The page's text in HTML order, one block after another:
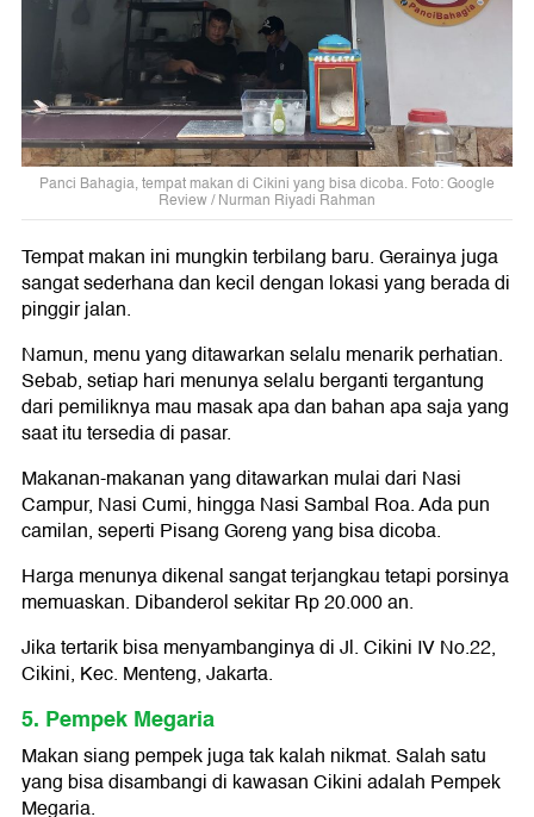
Panci Bahagia, tempat makan di Cikini yang bisa dicoba. Foto: Google
Review / Nurman Riyadi Rahman
Tempat makan ini mungkin terbilang baru. Gerainya juga
sangat sederhana dan kecil dengan lokasi yang berada di
pinggir jalan.
Namun, menu yang ditawarkan selalu menarik perhatian.
Sebab, setiap hari menunya selalu berganti tergantung
dari pemiliknya mau masak apa dan bahan apa saja yang
saat itu tersedia di pasar.
Makanan-makanan yang ditawarkan mulai dari Nasi
Campur, Nasi Cumi, hingga Nasi Sambal Roa. Ada pun
camilan, seperti Pisang Goreng yang bisa dicoba.
Harga menunya dikenal sangat terjangkau tetapi porsinya
memuaskan. Dibanderol sekitar Rp 20.000 an.
Jika tertarik bisa menyambanginya di Jl. Cikini IV No.22,
Cikini, Kec. Menteng, Jakarta.
5. Pempek Megaria
Makan siang pempek juga tak kalah nikmat. Salah satu
yang bisa disambangi di kawasan Cikini adalah Pempek
Megaria.